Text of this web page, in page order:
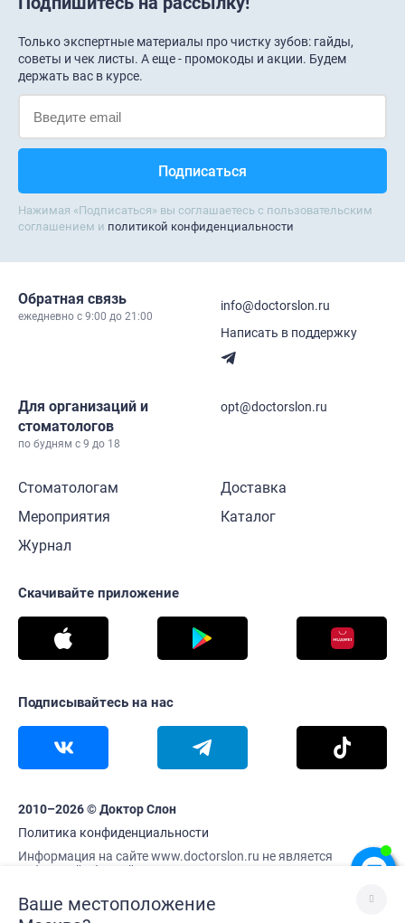
Только экспертные материалы про чистку зубов: гайды,
советы и чек листы. А еще - промокоды и акции. Будем
держать вас в курсе.
Нажимая «Подписаться» вы соглашаетесь с пользовательским
соглашением и политикой конфиденциальности
Обратная связь
ежедневно c 9:00 до 21:00
info@doctorslon.ru
Написать в поддержку
Для организаций и
стоматологов
по будням с 9 до 18
opt@doctorslon.ru
Стоматологам
Мероприятия
Журнал
Доставка
Каталог
Скачивайте приложение
Подписывайтесь на нас
2010–2026 © Доктор Слон
Политика конфиденциальности
Информация на сайте www.doctorslon.ru не является
публичной офертой
Ваше местоположение